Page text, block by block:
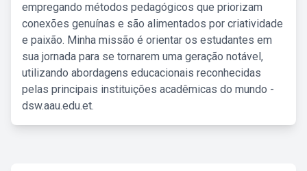
empregando métodos pedagógicos que priorizam
conexões genuínas e são alimentados por criatividade
e paixão. Minha missão é orientar os estudantes em
sua jornada para se tornarem uma geração notável,
utilizando abordagens educacionais reconhecidas
pelas principais instituições acadêmicas do mundo -
dsw.aau.edu.et.